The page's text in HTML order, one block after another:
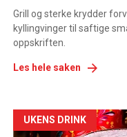
Grill og sterke krydder
kyllingvinger til saftige
oppskriften.
Les hele saken
Artikler
UKENS DRINK